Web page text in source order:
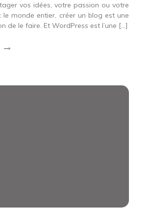
vos idées, votre passion ou votre
le monde entier, créer un blog est une
de le faire. Et WordPress est l’une […]